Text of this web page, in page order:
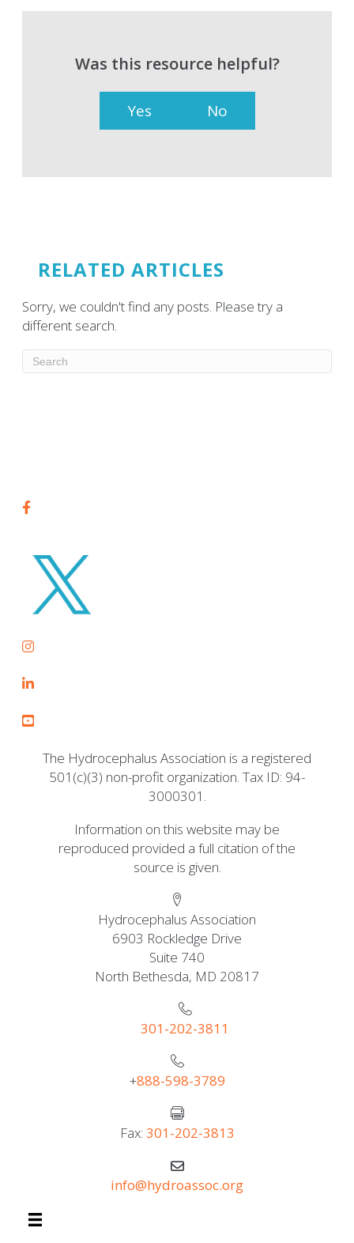
Was this resource helpful?
Yes No
RELATED ARTICLES
Sorry, we couldn't find any posts. Please try a
different search.
The Hydrocephalus Association is a registered
501(c)(3) non-profit organization. Tax ID: 94-
3000301.
Information on this website may be
reproduced provided a full citation of the
source is given.
Hydrocephalus Association
6903 Rockledge Drive
Suite 740
North Bethesda, MD 20817
301-202-3811
+888-598-3789
Fax: 301-202-3813
info@hydroassoc.org